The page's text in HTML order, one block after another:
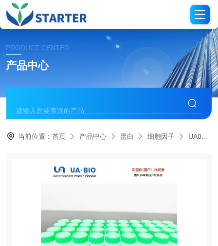
PRODUCT CENTER
产品中心
当前位置：首页 产品中心 蛋白 细胞因子 UA040002人源 GM-CSF 蛋白